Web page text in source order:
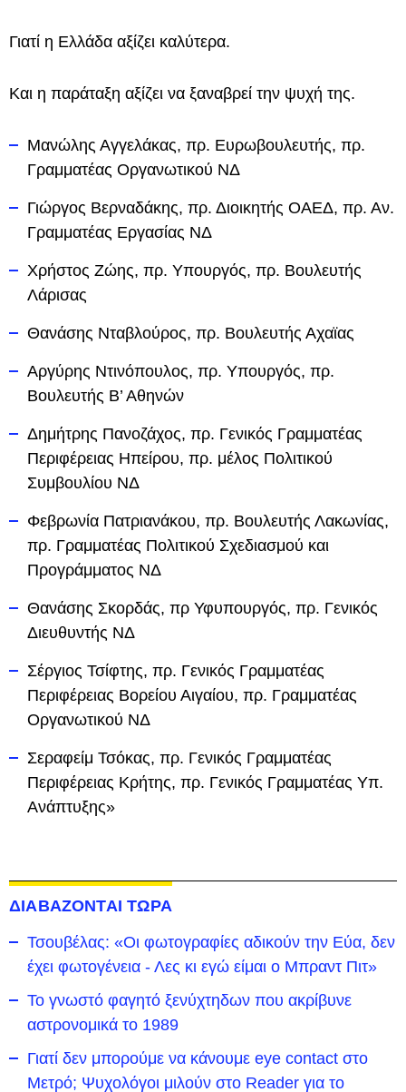
Γιατί η Ελλάδα αξίζει καλύτερα.
Και η παράταξη αξίζει να ξαναβρεί την ψυχή της.
Μανώλης Αγγελάκας, πρ. Ευρωβουλευτής, πρ.
Γραμματέας Οργανωτικού ΝΔ
Γιώργος Βερναδάκης, πρ. Διοικητής ΟΑΕΔ, πρ. Αν.
Γραμματέας Εργασίας ΝΔ
Χρήστος Ζώης, πρ. Υπουργός, πρ. Βουλευτής
Λάρισας
Θανάσης Νταβλούρος, πρ. Βουλευτής Αχαϊας
Αργύρης Ντινόπουλος, πρ. Υπουργός, πρ.
Βουλευτής Β’ Αθηνών
Δημήτρης Πανοζάχος, πρ. Γενικός Γραμματέας
Περιφέρειας Ηπείρου, πρ. μέλος Πολιτικού
Συμβουλίου ΝΔ
Φεβρωνία Πατριανάκου, πρ. Βουλευτής Λακωνίας,
πρ. Γραμματέας Πολιτικού Σχεδιασμού και
Προγράμματος ΝΔ
Θανάσης Σκορδάς, πρ Υφυπουργός, πρ. Γενικός
Διευθυντής ΝΔ
Σέργιος Τσίφτης, πρ. Γενικός Γραμματέας
Περιφέρειας Βορείου Αιγαίου, πρ. Γραμματέας
Οργανωτικού ΝΔ
Σεραφείμ Τσόκας, πρ. Γενικός Γραμματέας
Περιφέρειας Κρήτης, πρ. Γενικός Γραμματέας Υπ.
Ανάπτυξης»
ΔΙΑΒΑΖΟΝΤΑΙ ΤΩΡΑ
Τσουβέλας: «Οι φωτογραφίες αδικούν την Εύα, δεν
έχει φωτογένεια - Λες κι εγώ είμαι ο Μπραντ Πιτ»
Το γνωστό φαγητό ξενύχτηδων που ακρίβυνε
αστρονομικά το 1989
Γιατί δεν μπορούμε να κάνουμε eye contact στο
Μετρό; Ψυχολόγοι μιλούν στο Reader για το